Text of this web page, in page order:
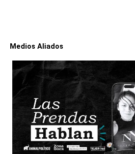
Medios Aliados